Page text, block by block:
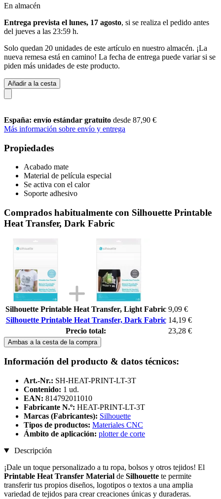
En almacén
Entrega prevista el lunes, 17 agosto, si se realiza el pedido antes
del jueves a las 23:59 h.
Solo quedan 20 unidades de este artículo en nuestro almacén. ¡La
nueva remesa está en camino! La fecha de entrega puede variar si se
piden más unidades de este producto.
Añadir a la cesta
España: envío estándar gratuito desde 87,90 €
Más información sobre envío y entrega
Propiedades
Acabado mate
Material de película especial
Se activa con el calor
Soporte adhesivo
Comprados habitualmente con Silhouette Printable
Heat Transfer, Dark Fabric
Silhouette Printable Heat Transfer, Light Fabric 9,09 €
Silhouette Printable Heat Transfer, Dark Fabric 14,19 €
Precio total:
23,28 €
Ambas a la cesta de la compra
Información del producto & datos técnicos:
Art.-Nr.: SH-HEAT-PRINT-LT-3T
Contenido: 1 ud.
EAN: 814792011010
Fabricante N.º: HEAT-PRINT-LT-3T
Marcas (Fabricantes): Silhouette
Tipos de productos: Materiales CNC
Ámbito de aplicación: plotter de corte
Descripción
¡Dale un toque personalizado a tu ropa, bolsos y otros tejidos! El
Printable Heat Transfer Material de Silhouette te permite
transferir tus propios diseños, logotipos o textos a una amplia
variedad de tejidos para crear creaciones únicas y duraderas.